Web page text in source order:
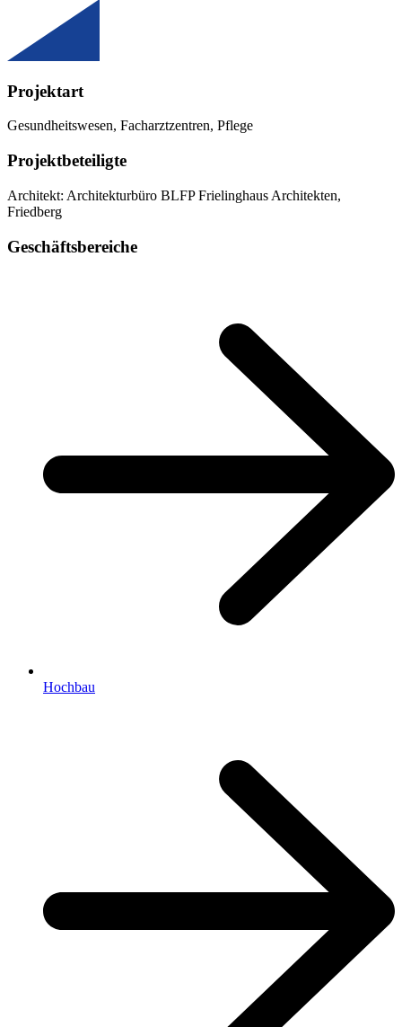
Projektart
Gesundheitswesen, Facharztzentren, Pflege
Projektbeteiligte
Architekt: Architekturbüro BLFP Frielinghaus Architekten,
Friedberg
Geschäftsbereiche
Hochbau